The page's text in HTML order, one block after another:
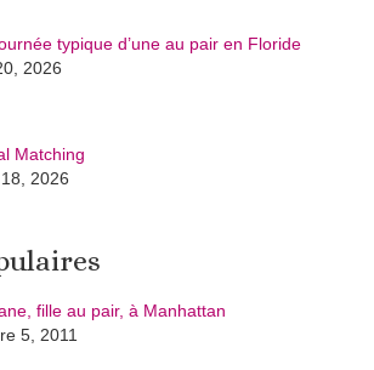
typique d’une au pair en Floride
2026
Matching
2026
fille au pair, à Manhattan
5, 2011